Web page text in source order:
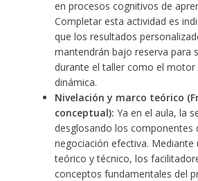
en procesos cognitivos de
Completar esta actividad es
que los resultados
mantendrán bajo reserva para
durante el taller como el motor
dinámica.
Nivelación y marco teórico
conceptual): Ya en el aula, la
desglosando los componentes
negociación efectiva. Mediante
teórico y técnico, los
conceptos fundamentales del